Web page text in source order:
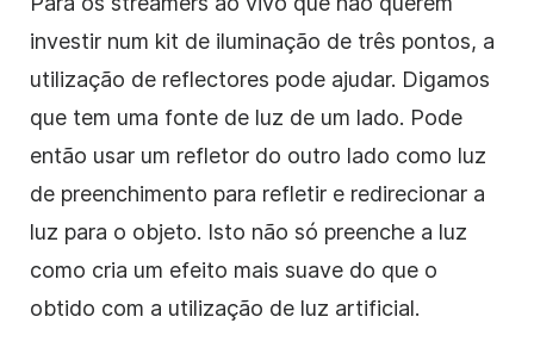
investir num kit de iluminação de três pontos, a
utilização de reflectores pode ajudar. Digamos
que tem uma fonte de luz de um lado. Pode
então usar um refletor do outro lado como luz
de preenchimento para refletir e redirecionar a
luz para o objeto. Isto não só preenche a luz
como cria um efeito mais suave do que o
obtido com a utilização de luz artificial.